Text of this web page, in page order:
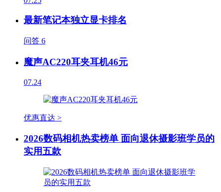
最新笔记本独立显卡排名
问答 6
魔声AC220耳夹耳机46元
07.24
优惠直达 >
2026数码相机热卖榜单 面向退休摄影班学员的
实用五款